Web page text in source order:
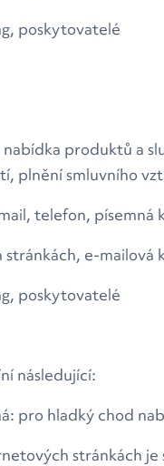
poskytovatelé
produktů a
plnění smluvního
telefon,
e-
poskytovatelé
následující:
pro hladký chod
stránkách